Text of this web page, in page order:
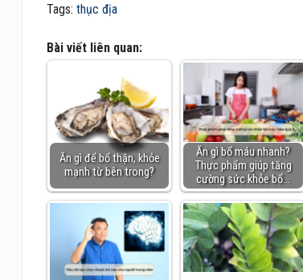
Tags: thục địa
Bài viết liên quan:
Ăn gì để bổ thận, khỏe
mạnh từ bên trong?
Ăn gì bổ máu nhanh?
Thực phẩm giúp tăng
cường sức khỏe bổ…